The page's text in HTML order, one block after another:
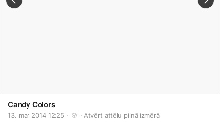
Candy Colors
13. mar 2014 12:25 · · Atvērt attēlu pilnā izmērā